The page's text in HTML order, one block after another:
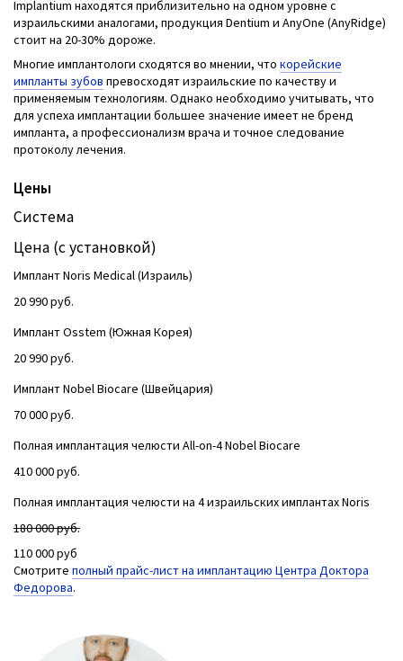
Implantium находятся приблизительно на одном уровне с
израильскими аналогами, продукция Dentium и AnyOne (AnyRidge)
стоит на 20-30% дороже.
Многие имплантологи сходятся во мнении, что корейские
импланты зубов превосходят израильские по качеству и
применяемым технологиям. Однако необходимо учитывать, что
для успеха имплантации большее значение имеет не бренд
импланта, а профессионализм врача и точное следование
протоколу лечения.
Цены
Система
Цена (с установкой)
Имплант Noris Medical (Израиль)
20 990 руб.
Имплант Osstem (Южная Корея)
20 990 руб.
Имплант Nobel Biocare (Швейцария)
70 000 руб.
Полная имплантация челюсти All-on-4 Nobel Biocare
410 000 руб.
Полная имплантация челюсти на 4 израильских имплантах Noris
180 000 руб.
110 000 руб
Смотрите полный прайс-лист на имплантацию Центра Доктора
Федорова.